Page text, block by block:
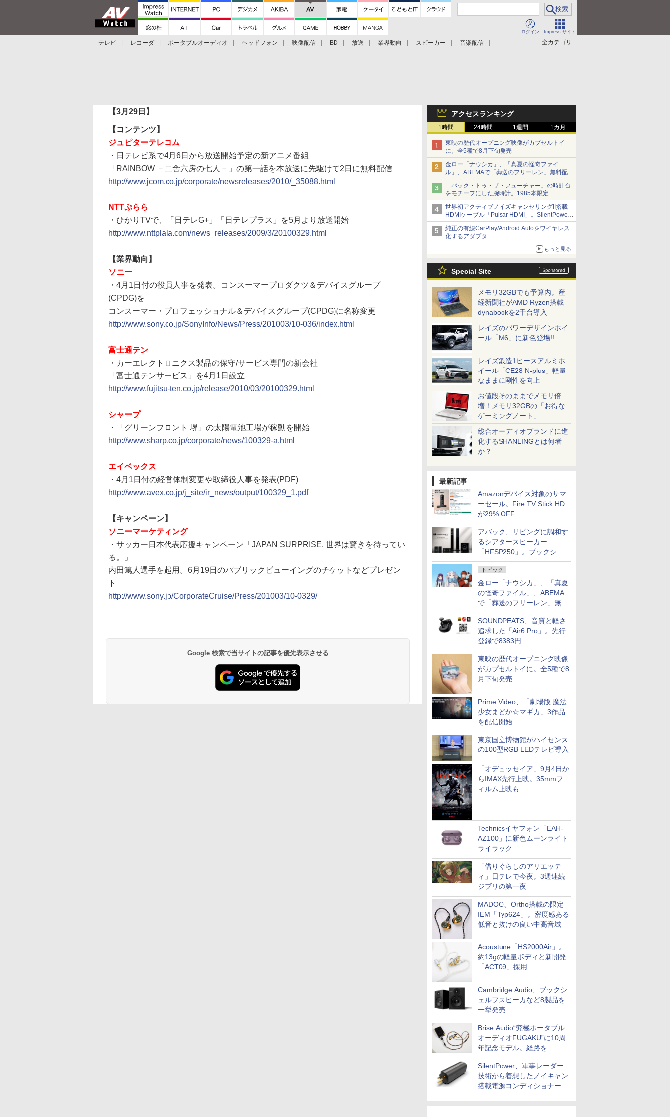
ログイン Impress サイト
全カテゴリ
テレビ レコーダ ポータブルオーディオ ヘッドフォン 映像配信 BD 放送 業界動向 スピーカー
音楽配信
アクセスランキング
1時間 24時間 1週間 1カ月
東映の歴代オープニング映像がカプセルトイ
に。全5種で8月下旬発売
金ロー「ナウシカ」、「真夏の怪奇ファイ
ル」、ABEMAで「葬送のフリーレン」無料配信
など。夏の特番・配信情報
「バック・トゥ・ザ・フューチャー」の時計台
をモチーフにした腕時計。1985本限定
世界初アクティブノイズキャンセリングII搭載
HDMIケーブル「Pulsar HDMI」。SilentPower
から
純正の有線CarPlay/Android Autoをワイヤレス
化するアダプタ
もっと見る
Special Site
メモリ32GBでも予算内。産
経新聞社がAMD Ryzen搭載
dynabookを2千台導入
レイズのパワーデザインホイ
ール「M6」に新色登場!!
レイズ鍛造1ピースアルミホ
イール「CE28 N-plus」軽量
なままに剛性を向上
お値段そのままでメモリ倍
増！メモリ32GBの「お得な
ゲーミングノート」
総合オーディオブランドに進
化するSHANLINGとは何者
か？
最新記事
Amazonデバイス対象のサマ
ーセール。Fire TV Stick HD
が29% OFF
アバック、リビングに調和す
るシアタースピーカー
「HFSP250」。ブックシェ
ルフはペア3万円以下
トピック
金ロー「ナウシカ」、「真夏
の怪奇ファイル」、ABEMA
で「葬送のフリーレン」無料
配信など。夏の特番・配信情
報
SOUNDPEATS、音質と軽さ
追求した「Air6 Pro」。先行
登録で8383円
東映の歴代オープニング映像
がカプセルトイに。全5種で8
月下旬発売
Prime Video、「劇場版 魔法
少女まどか☆マギカ」3作品
を配信開始
東京国立博物館がハイセンス
の100型RGB LEDテレビ導入
「オデュッセイア」9月4日か
らIMAX先行上映。35mmフ
ィルム上映も
Technicsイヤフォン「EAH-
AZ100」に新色ムーンライト
ライラック
「借りぐらしのアリエッテ
ィ」日テレで今夜。3週連続
ジブリの第一夜
MADOO、Ortho搭載の限定
IEM「Typ624」。密度感ある
低音と抜けの良い中高音域
Acoustune「HS2000Air」。
約13gの軽量ボディと新開発
「ACT09」採用
Cambridge Audio、ブックシ
ェルフスピーカなど8製品を
一挙発売
Brise Audio“究極ポータブル
オーディオFUGAKU”に10周
年記念モデル。経路を
NISHIKIで統一。400万円
SilentPower、軍事レーダー
技術から着想したノイキャン
搭載電源コンディショナー
【3月29日】
【コンテンツ】
ジュピターテレコム
・日テレビ系で4月6日から放送開始予定の新アニメ番組
「RAINBOW －二舎六房の七人－」の第一話を本放送に先駆けて2日に無料配信
http://www.jcom.co.jp/corporate/newsreleases/2010/_35088.html
NTTぷらら
・ひかりTVで、「日テレG+」「日テレプラス」を5月より放送開始
http://www.nttplala.com/news_releases/2009/3/20100329.html
【業界動向】
ソニー
・4月1日付の役員人事を発表。コンスーマープロダクツ＆デバイスグループ
(CPDG)を
コンスーマー・プロフェッショナル＆デバイスグループ(CPDG)に名称変更
http://www.sony.co.jp/SonyInfo/News/Press/201003/10-036/index.html
富士通テン
・カーエレクトロニクス製品の保守/サービス専門の新会社
「富士通テンサービス」を4月1日設立
http://www.fujitsu-ten.co.jp/release/2010/03/20100329.html
シャープ
・「グリーンフロント 堺」の太陽電池工場が稼動を開始
http://www.sharp.co.jp/corporate/news/100329-a.html
エイベックス
・4月1日付の経営体制変更や取締役人事を発表(PDF)
http://www.avex.co.jp/j_site/ir_news/output/100329_1.pdf
【キャンペーン】
ソニーマーケティング
・サッカー日本代表応援キャンペーン「JAPAN SURPRISE. 世界は驚きを待ってい
る。」
内田篤人選手を起用。6月19日のパブリックビューイングのチケットなどプレゼン
ト
http://www.sony.jp/CorporateCruise/Press/201003/10-0329/
Google 検索で当サイトの記事を優先表示させる